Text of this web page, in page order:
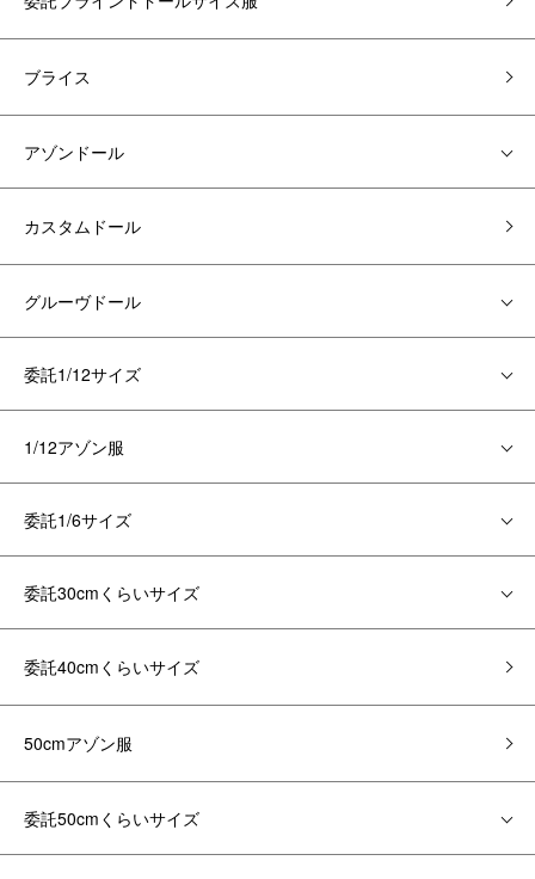
ブライス
アゾンドール
カスタムドール
グルーヴドール
委託1/12サイズ
1/12アゾン服
委託1/6サイズ
委託30cmくらいサイズ
委託40cmくらいサイズ
50cmアゾン服
委託50cmくらいサイズ